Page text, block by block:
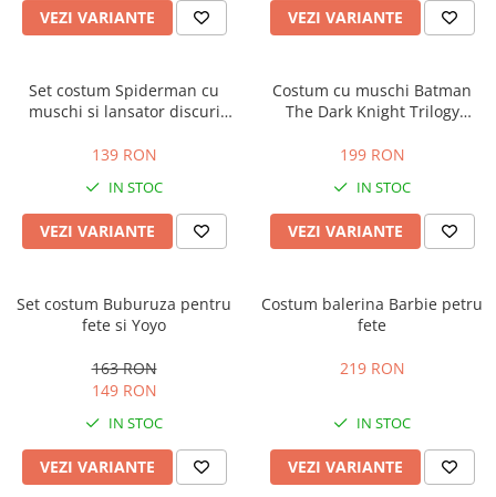
VEZI VARIANTE VEZI VARIANTE
Set costum Spiderman cu
muschi si lansator discuri
139 RON
IN STOC
VEZI VARIANTE
Costum cu muschi Batman
The Dark Knight Trilogy
199 RON
IN STOC
VEZI VARIANTE
Set costum Buburuza pentru
fete si Yoyo
163 RON
149 RON
IN STOC
VEZI VARIANTE
Costum balerina Barbie petru
fete
219 RON
IN STOC
VEZI VARIANTE